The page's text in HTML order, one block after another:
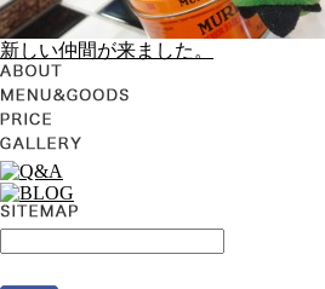
新しい仲間が来ました。